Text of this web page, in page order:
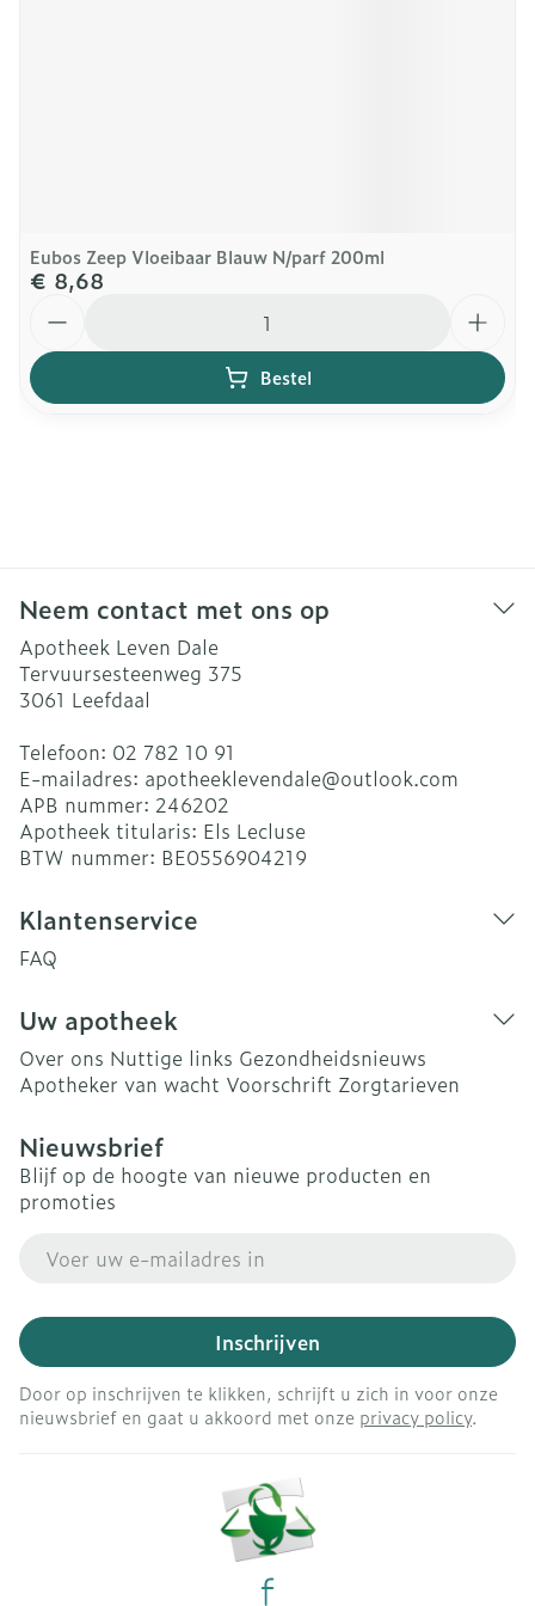
Eubos Zeep Vloeibaar Blauw N/parf 200ml
€ 8,68
Bestel
Neem contact met ons op
Apotheek Leven Dale
Tervuursesteenweg 375
3061 Leefdaal
Telefoon: 02 782 10 91
E-mailadres: apotheeklevendale@outlook.com
APB nummer: 246202
Apotheek titularis: Els Lecluse
BTW nummer: BE0556904219
Klantenservice
FAQ
Uw apotheek
Over ons Nuttige links Gezondheidsnieuws
Apotheker van wacht Voorschrift Zorgtarieven
Nieuwsbrief
Blijf op de hoogte van nieuwe producten en
promoties
Inschrijven
Door op inschrijven te klikken, schrijft u zich in voor onze
nieuwsbrief en gaat u akkoord met onze privacy policy.